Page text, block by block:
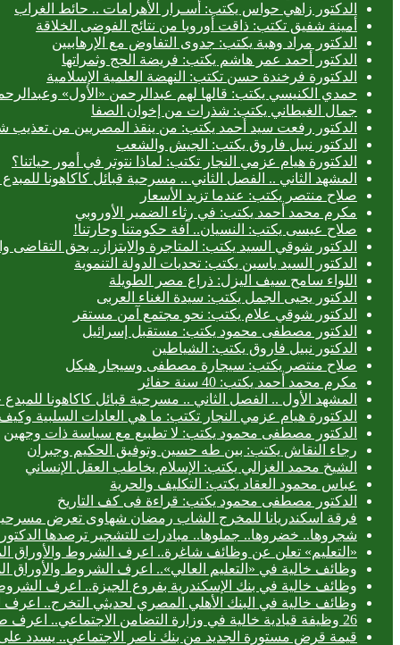
الدكتور زاهي حواس يكتب: أسـرار الأهرامات .. حائط الغراب
أمينة شفيق تكتب: ذاقت أوروبا من نتائج الفوضى الخلاقة
الدكتور مراد وهبة يكتب: جدوى التفاوض مع الإرهابيين
الدكتور أحمد عمر هاشم يكتب: فريضة الحج وثمراتها
الدكتورة فرخندة حسن تكتب: النهضة العلمية الإسلامية
حمدي الكنيسي يكتب: قالها لهم عبدالرحمن «الأول»
جمال الغيطاني يكتب: شذرات من إخوان الصفا
الدكتور رفعت سيد أحمد يكتب: من ينقذ المصريين من تعذيب
الدكتور نبيل فاروق يكتب: الجيش والشعب
الدكتورة هيام عزمي النجار تكتب: لماذا نتوتر في أمور حياتنا؟
المشهد الثاني .. الفصل الثاني .. مسرحية قبائل كاكاهونا
صلاح منتصر يكتب: عندما تزيد الأسعار
مكرم محمد أحمد يكتب: في رثاء الضمير الأوروبي
صلاح عيسى يكتب: النسيان.. آفة حكومتنا وحارتنا!
الدكتور شوقي السيد يكتب: المتاجرة والابتزاز.. بحق التقاضى
الدكتور السيد ياسين يكتب: تحديات الدولة التنموية
اللواء سامح سيف اليزل: ذراع مصر الطويلة
الدكتور يحيى الجمل يكتب: سيدة الغناء العربى
الدكتور شوقي علام يكتب: نحو مجتمع آمن مستقر
الدكتور مصطفى محمود يكتب: مستقبل إسرائيل
الدكتور نبيل فاروق يكتب: الشياطين
صلاح منتصر يكتب: سيجارة مصطفى وسيجار هيكل
مكرم محمد أحمد يكتب: 40 سنة حفائر
المشهد الأول .. الفصل الثاني .. مسرحية قبائل كاكاهونا
الدكتورة هيام عزمي النجار تكتب: ما هي العادات السلبية
الدكتور مصطفى محمود يكتب: لا تطبيع مع سياسة ذات وجهين
رجاء النقاش يكتب: بين طه حسين وتوفيق الحكيم وجبران
الشيخ محمد الغزالي يكتب: الإسلام يخاطب العقل الإنساني
عباس محمود العقاد يكتب: التكليف والحرية
الدكتور مصطفى محمود يكتب: قراءة فى كف التاريخ
فرقة اسكندريانا للمخرج الشاب رمضان شهاوى تعرض
شجروها.. خضروها.. جملوها.. مبادرات للتشجير ترصدها
«التعليم» تعلن عن وظائف شاغرة.. اعرف الشروط والأوراق
وظائف خالية في «التعليم العالي».. اعرف الشروط والأوراق
وظائف خالية في بنك الإسكندرية بفروع الجيزة.. اعرف
وظائف خالية في البنك الأهلي المصري لحديثي التخرج..
26 وظيفة قيادية خالية في وزارة التضامن الاجتماعي.. اعرف طريقة التقديم
قيمة قرض مستورة الجديد من بنك ناصر الاجتماعي.. يسدد على 3